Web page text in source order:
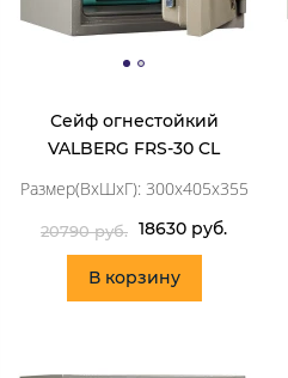
Сейф огнестойкий
VALBERG FRS-30 CL
Размер(ВхШхГ): 300x405x355
20790 руб. 18630 руб.
В корзину